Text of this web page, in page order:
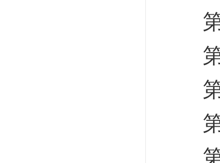
第
第
第
第
第